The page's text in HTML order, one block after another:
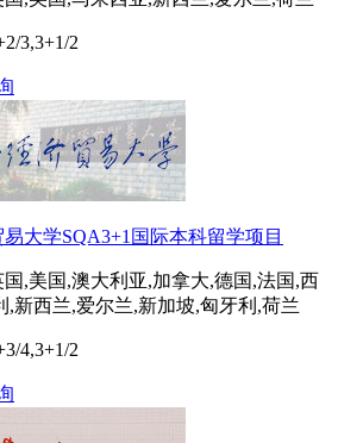
3,3+1/2
大学SQA3+1国际本科留学项目
国,美国,澳大利亚,加拿大,德国,法国,西
,新西兰,爱尔兰,新加坡,匈牙利,荷兰
4,3+1/2